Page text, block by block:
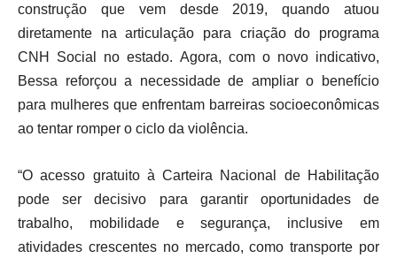
construção que vem desde 2019, quando atuou
diretamente na articulação para criação do programa
CNH Social no estado. Agora, com o novo indicativo,
Bessa reforçou a necessidade de ampliar o benefício
para mulheres que enfrentam barreiras socioeconômicas
ao tentar romper o ciclo da violência.
“O acesso gratuito à Carteira Nacional de Habilitação
pode ser decisivo para garantir oportunidades de
trabalho, mobilidade e segurança, inclusive em
atividades crescentes no mercado, como transporte por